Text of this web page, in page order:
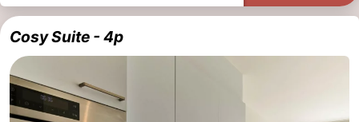
Cosy Suite - 4p